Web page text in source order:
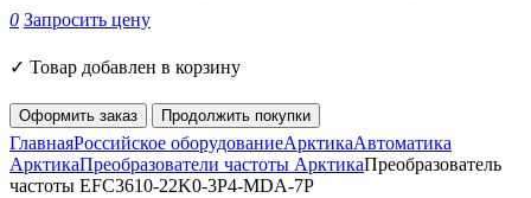
0 Запросить цену
✓ Товар добавлен в корзину
Оформить заказ Продолжить покупки
ГлавнаяРоссийское оборудованиеАрктикаАвтоматика
АрктикаПреобразователи частоты АрктикаПреобразователь
частоты EFC3610-22K0-3P4-MDA-7P